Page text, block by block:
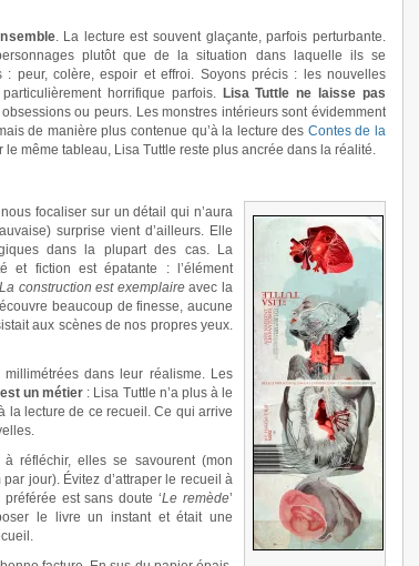
. La lecture est souvent glaçante, parfois perturbante.
plutôt que de la situation dans laquelle ils se
: peur, colère, espoir et effroi. Soyons précis : les nouvelles
horrifique parfois. Lisa Tuttle ne laisse pas
ou peurs. Les monstres intérieurs sont évidemment
de manière plus contenue qu’à la lecture des Contes de la
le même tableau, Lisa Tuttle reste plus ancrée dans la réalité.
focaliser sur un détail qui n’aura
surprise vient d’ailleurs. Elle
dans la plupart des cas. La
et fiction est épatante : l’élément
La construction est exemplaireavec la
beaucoup de finesse, aucune
aux scènes de nos propres yeux.
dans leur réalisme. Les
un métier : Lisa Tuttle n’a plus à le
la lecture de ce recueil. Ce qui arrive
réfléchir, elles se savourent (mon
jour). Évitez d’attraper le recueil à
est sans doute ‘Le remède’
le livre un instant et était une